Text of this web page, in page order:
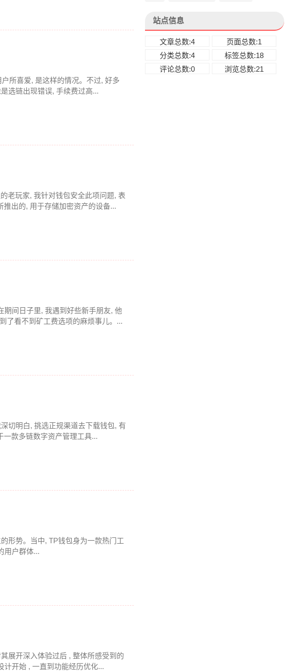
所喜爱, 是这样的情况。不过, 好多
选链出现错误, 手续费过高...
老玩家, 我针对钱包安全此项问题, 表
推出的, 用于存储加密资产的设备...
间日子里, 我遇到好些新手朋友, 他
了看不到矿工费选项的麻烦事儿。...
切明白, 挑选正规渠道去下载钱包, 有
一款多链数字资产管理工具...
形势。当中, TP钱包身为一款热门工
用户群体...
展开深入体验过后 , 整体所感受到的
计开始 , 一直到功能经历优化...
站点信息
文章总数:4
页面总数:1
分类总数:4
标签总数:18
评论总数:0
浏览总数:21